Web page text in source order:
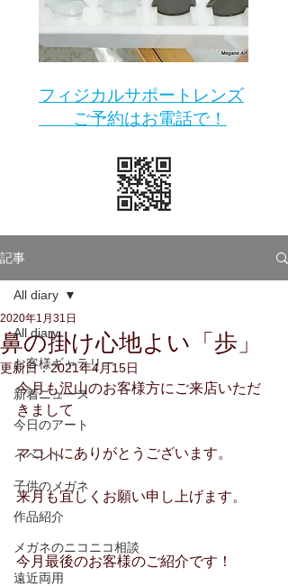
​フィジカルサポートレンズ
ご予約はお電話で！
記事
All diary
お客様ギャラリー
新着ニュース
今日のアート
イベント
子供のメガネ
作品紹介
メガネのニコニコ相談
遠近両用
All diary
鼻の掛け心地よい「歩」
2020年1月31日
更新日：2021年4月15日
今月も沢山のお客様方にご来店いただ
きまして
マコトにありがとうございます。
来月も宜しくお願い申し上げます。
今月最後のお客様のご紹介です！